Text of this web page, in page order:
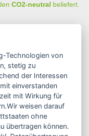
CO2-neutral beliefert.
– Sicher einkaufen":
Technologien von
stetig zu
der Interessen
einverstanden
mit Wirkung für
weisen darauf
ohne
übertragen können.